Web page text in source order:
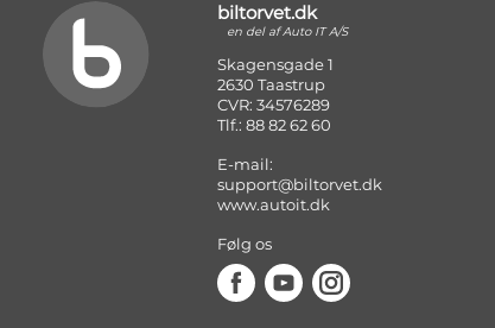
biltorvet.dk
en del af Auto IT A/S
Skagensgade 1
2630 Taastrup
CVR: 34576289
Tlf.: 88 82 62 60
E-mail:
support@biltorvet.dk
www.autoit.dk
Følg os